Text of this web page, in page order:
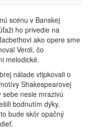
scénu v Banskej
ho privedie na
ako opere sme
Verdi, čo
melodické.
nálade vtipkovali o
Shakespearovej
nesie mrazivú
bodnutím dýky.
bude skôr opačný